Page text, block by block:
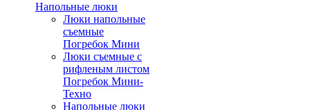
Напольные люки
Люки напольные
съемные
Погребок Мини
Люки съемные с
рифленым листом
Погребок Мини-
Техно
Напольные люки